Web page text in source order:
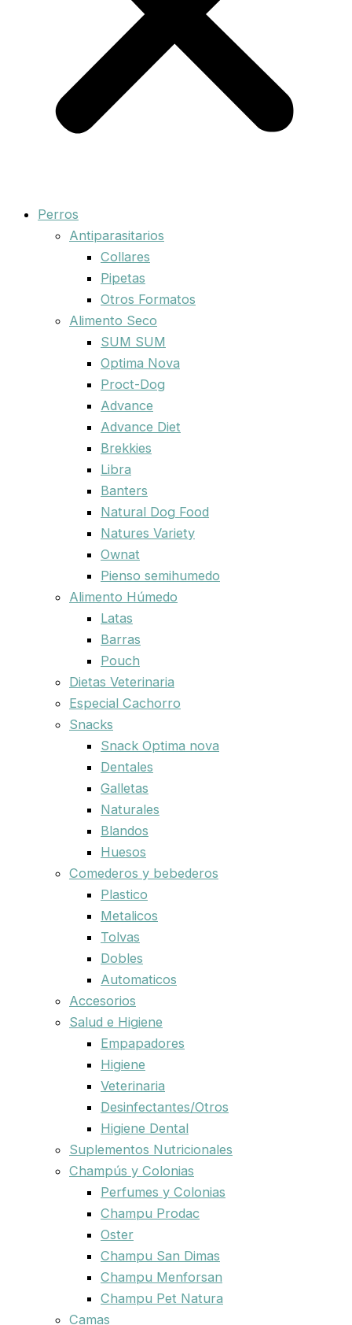
Perros
Antiparasitarios
Collares
Pipetas
Otros Formatos
Alimento Seco
SUM SUM
Optima Nova
Proct-Dog
Advance
Advance Diet
Brekkies
Libra
Banters
Natural Dog Food
Natures Variety
Ownat
Pienso semihumedo
Alimento Húmedo
Latas
Barras
Pouch
Dietas Veterinaria
Especial Cachorro
Snacks
Snack Optima nova
Dentales
Galletas
Naturales
Blandos
Huesos
Comederos y bebederos
Plastico
Metalicos
Tolvas
Dobles
Automaticos
Accesorios
Salud e Higiene
Empapadores
Higiene
Veterinaria
Desinfectantes/Otros
Higiene Dental
Suplementos Nutricionales
Champús y Colonias
Perfumes y Colonias
Champu Prodac
Oster
Champu San Dimas
Champu Menforsan
Champu Pet Natura
Camas